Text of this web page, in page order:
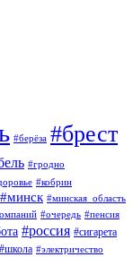
#берёза #брест
#гродно
#кобрин
#минск #минская_область
#очередь #пенсия
#россия #сигарета
#школа #электричество